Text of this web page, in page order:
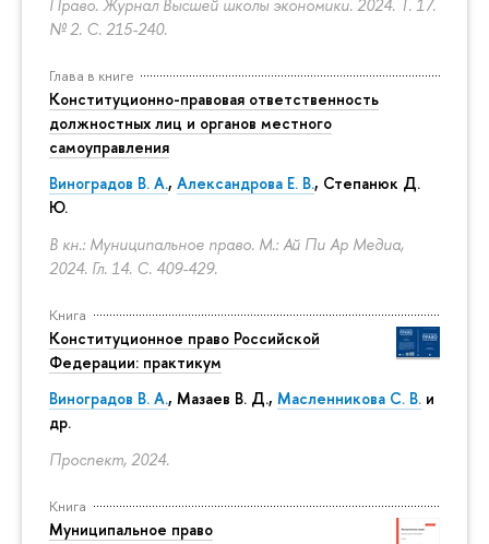
Право. Журнал Высшей школы экономики. 2024. Т. 17.
№ 2. С. 215-240.
Глава в книге
Конституционно-правовая ответственность
должностных лиц и органов местного
самоуправления
Виноградов В. А., Александрова Е. В., Степанюк Д.
Ю.
В кн.: Муниципальное право. М.: Ай Пи Ар Медиа,
2024. Гл. 14. С. 409-429.
Книга
Конституционное право Российской
Федерации: практикум
Виноградов В. А., Мазаев В. Д., Масленникова С. В. и
др.
Проспект, 2024.
Книга
Муниципальное право